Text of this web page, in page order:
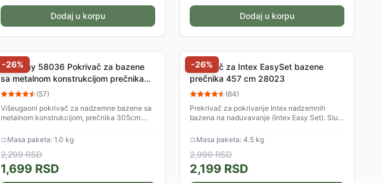
Dodaj u korpu Dodaj u korpu
-26%
BestWay 58036 Pokrivač za bazene
sa metalnom konstrukcijom prečnika
305 cm
(57)
Višeugaoni pokrivač za nadzemne bazene sa
metalnom konstrukcijom, prečnika 305cm.
lišća i ostalih...
⚖Masa paketa: 1.0 kg
2,299RSD
1,699 RSD
-26%
Pokrivač za Intex EasySet bazene
prečnika 457 cm 28023
(64)
Prekrivač za pokrivanje Intex nadzemnih
bazena na naduvavanje (Intex Easy Set). Služi
ostalih...
⚖Masa paketa: 4.5 kg
2,990RSD
2,199 RSD